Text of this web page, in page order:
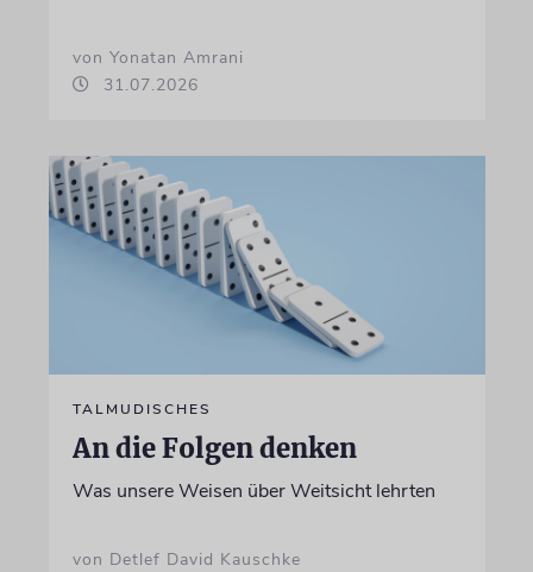
von Yonatan Amrani
31.07.2026
TALMUDISCHES
An die Folgen denken
Was unsere Weisen über Weitsicht lehrten
von Detlef David Kauschke